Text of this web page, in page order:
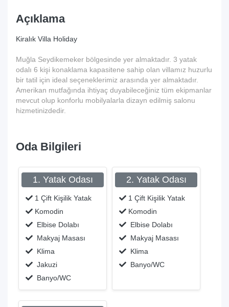
Açıklama
Kiralık Villa Holiday
Muğla Seydikemeker bölgesinde yer almaktadır. 3 yatak
odalı 6 kişi konaklama kapasitene sahip olan villamız huzurlu
bir tatil için ideal seçeneklerimiz arasında yer almaktadır.
Amerikan mutfağında ihtiyaç duyabileceğiniz tüm ekipmanlar
mevcut olup konforlu mobilyalarla dizayn edilmiş salonu
hizmetinizdedir.
Oda Bilgileri
1. Yatak Odası
1 Çift Kişilik Yatak
Komodin
Elbise Dolabı
Makyaj Masası
Klima
Jakuzi
Banyo/WC
2. Yatak Odası
1 Çift Kişilik Yatak
Komodin
Elbise Dolabı
Makyaj Masası
Klima
Banyo/WC